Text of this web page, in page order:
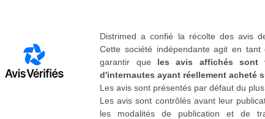
Distrimed a confié la récolte des avis
Cette société indépendante agit en
garantir que les avis affichés sont
d'internautes ayant réellement acheté
Les avis sont présentés par défaut du
Les avis sont contrôlés avant leur
les modalités de publication et de